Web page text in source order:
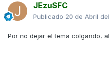
JEzuSFC
Publicado 20 de Abril del
Por no dejar el tema colgando,